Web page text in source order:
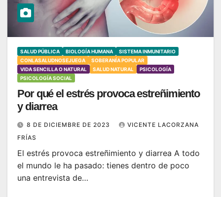
SALUD PÚBLICA BIOLOGÍA HUMANA
SISTEMA INMUNITARIO
CONLASALUDNOSEJUEGA
SOBERANÍA POPULAR
VIDA SENCILLA O NATURAL
SALUD NATURAL
PSICOLOGÍA
PSICOLOGÍA SOCIAL
Por qué el estrés provoca estreñimiento
y diarrea
8 DE DICIEMBRE DE 2023
VICENTE LACORZANA
FRÍAS
El estrés provoca estreñimiento y diarrea A todo
el mundo le ha pasado: tienes dentro de poco
una entrevista de…